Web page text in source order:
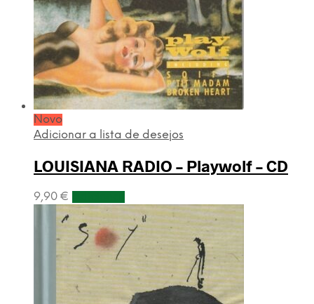
Novo
Adicionar a lista de desejos
LOUISIANA RADIO – Playwolf – CD
9,90 €